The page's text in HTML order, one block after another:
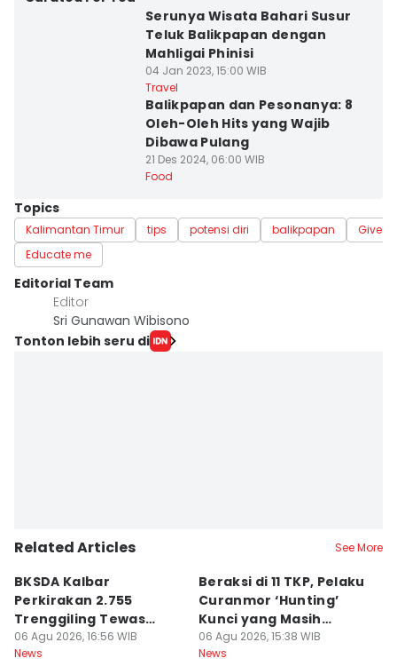
Serunya Wisata Bahari Susur
Teluk Balikpapan dengan
Mahligai Phinisi
04 Jan 2023, 15:00 WIB
Travel
Balikpapan dan Pesonanya: 8
Oleh-Oleh Hits yang Wajib
Dibawa Pulang
21 Des 2024, 06:00 WIB
Food
Topics
Kalimantan Timur tips potensi diri balikpapan
Give
Educate me
Editorial Team
Editor
Sri Gunawan Wibisono
Tonton lebih seru di
Related Articles See More
BKSDA Kalbar
Perkirakan 2.755
Trenggiling Tewas
untuk Dapat 551 Kg Sisik
06 Agu 2026, 16:56 WIB
News
Beraksi di 11 TKP, Pelaku
Curanmor ‘Hunting’
Kunci yang Masih
Menempel
06 Agu 2026, 15:38 WIB
News